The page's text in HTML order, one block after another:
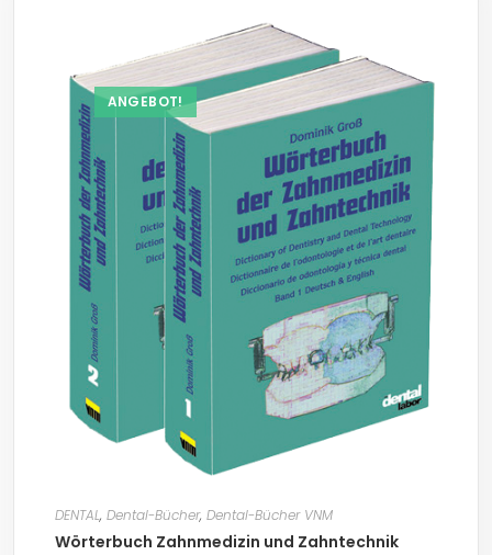
ANGEBOT!
DENTAL, Dental-Bücher, Dental-Bücher VNM
Wörterbuch Zahnmedizin und Zahntechnik